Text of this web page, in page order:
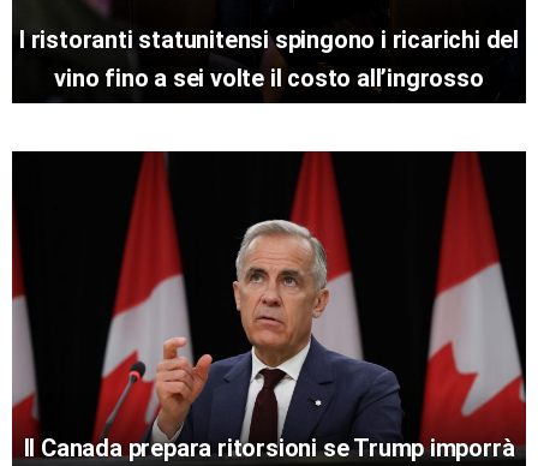
I ristoranti statunitensi spingono i ricarichi del
vino fino a sei volte il costo all’ingrosso
Il Canada prepara ritorsioni se Trump imporrà